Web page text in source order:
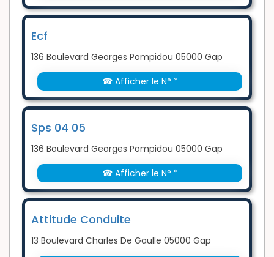
Ecf
136 Boulevard Georges Pompidou 05000 Gap
☎ Afficher le N° *
Sps 04 05
136 Boulevard Georges Pompidou 05000 Gap
☎ Afficher le N° *
Attitude Conduite
13 Boulevard Charles De Gaulle 05000 Gap